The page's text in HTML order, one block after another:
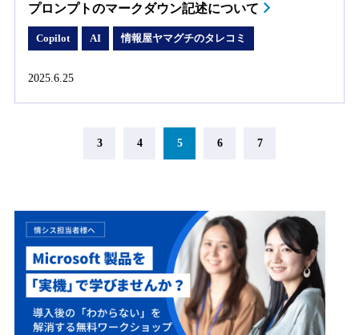
プロンプトのマークダウン記述について
Copilot AI 情報屋ヤマグチのタレコミ
2025.6.25
3 4 5 6 7